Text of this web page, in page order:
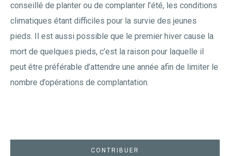
conseillé de planter ou de complanter l’été, les conditions
climatiques étant difficiles pour la survie des jeunes
pieds. Il est aussi possible que le premier hiver cause la
mort de quelques pieds, c’est la raison pour laquelle il
peut être préférable d’attendre une année afin de limiter le
nombre d’opérations de complantation.
CONTRIBUER